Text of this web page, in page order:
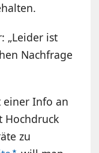
„Leider ist
Nachfrage
einer Info an
Hochdruck
zu